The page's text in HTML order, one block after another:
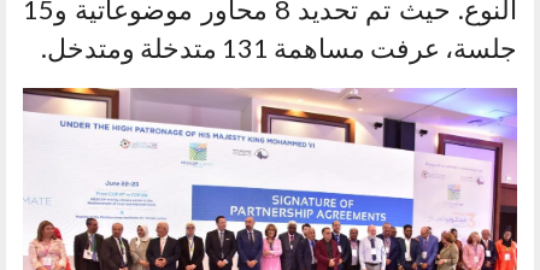
النوع. حيث تم تحديد 8 محاور موضوعاتية و15
جلسة، عرفت مساهمة 131 متدخلة ومتدخل.